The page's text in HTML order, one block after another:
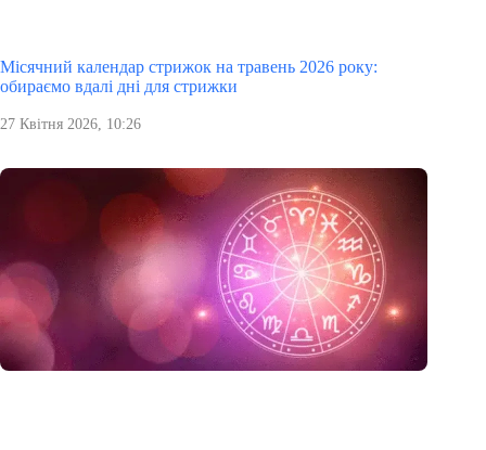
Місячний календар стрижок на травень 2026 року:
обираємо вдалі дні для стрижки
27 Квітня 2026, 10:26